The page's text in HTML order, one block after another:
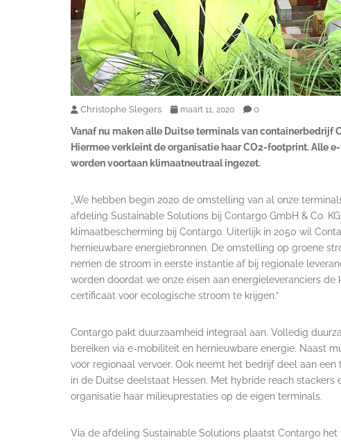
Christophe Slegers maart 11, 2020 0
Vanaf nu maken alle Duitse terminals van containerbedrijf
Hiermee verkleint de organisatie haar CO2-footprint. Alle
worden voortaan klimaatneutraal ingezet.
„We hebben begin 2020 de omstelling van al onze
afdeling Sustainable Solutions bij Contargo GmbH & Co.
klimaatbescherming bij Contargo. Uiterlijk in 2050 wil
hernieuwbare energiebronnen. De omstelling op groene
nemen de stroom in eerste instantie af bij regionale
worden doordat we onze eisen aan energieleveranciers
certificaat voor ecologische stroom te krijgen.”
Contargo pakt duurzaamheid integraal aan. Volledig
bereiken via e-mobiliteit en hernieuwbare energie. Naast
voor regionaal vervoer. Ook neemt het bedrijf deel aan
in de Duitse deelstaat Hessen. Met hybride reach
organisatie haar milieuprestaties op de eigen terminals.
Via de afdeling Sustainable Solutions plaatst Contargo